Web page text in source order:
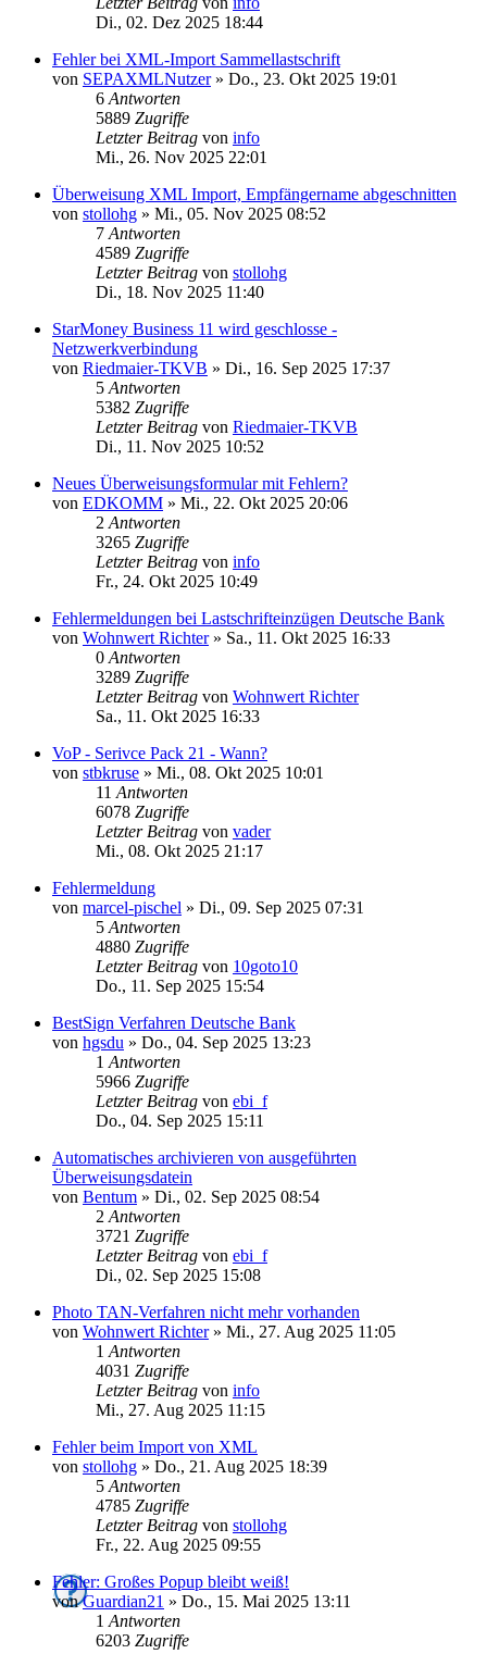
Di., 02. Dez 2025 18:44
Fehler bei XML-Import Sammellastschrift
von SEPAXMLNutzer» Do., 23. Okt 2025 19:01
6 Antworten
5889 Zugriffe
Letzter Beitrag von info
Mi., 26. Nov 2025 22:01
Überweisung XML Import, Empfängername abgeschnitten
von stollohg » Mi., 05. Nov 2025 08:52
7 Antworten
4589 Zugriffe
Letzter Beitrag von stollohg
Di., 18. Nov 2025 11:40
StarMoney Business 11 wird geschlosse -
Netzwerkverbindung
von Riedmaier-TKVB » Di., 16. Sep 2025 17:37
5 Antworten
5382 Zugriffe
Letzter Beitrag von Riedmaier-TKVB
Di., 11. Nov 2025 10:52
Neues Überweisungsformular mit Fehlern?
von EDKOMM » Mi., 22. Okt 2025 20:06
2 Antworten
3265 Zugriffe
Letzter Beitrag von info
Fr., 24. Okt 2025 10:49
Fehlermeldungen bei Lastschrifteinzügen Deutsche Bank
von Wohnwert Richter» Sa., 11. Okt 2025 16:33
0 Antworten
3289 Zugriffe
Letzter Beitrag von Wohnwert Richter
Sa., 11. Okt 2025 16:33
VoP - Serivce Pack 21 - Wann?
von stbkruse » Mi., 08. Okt 2025 10:01
11 Antworten
6078 Zugriffe
Letzter Beitrag von vader
Mi., 08. Okt 2025 21:17
Fehlermeldung
von marcel-pischel » Di., 09. Sep 2025 07:31
5 Antworten
4880 Zugriffe
Letzter Beitrag von 10goto10
Do., 11. Sep 2025 15:54
BestSign Verfahren Deutsche Bank
von hgsdu » Do., 04. Sep 2025 13:23
1 Antworten
5966 Zugriffe
Letzter Beitrag von ebi_f
Do., 04. Sep 2025 15:11
Automatisches archivieren von ausgeführten
Überweisungsdatein
von Bentum » Di., 02. Sep 2025 08:54
2 Antworten
3721 Zugriffe
Letzter Beitrag von ebi_f
Di., 02. Sep 2025 15:08
Photo TAN-Verfahren nicht mehr vorhanden
von Wohnwert Richter» Mi., 27. Aug 2025 11:05
1 Antworten
4031 Zugriffe
Letzter Beitrag von info
Mi., 27. Aug 2025 11:15
Fehler beim Import von XML
von stollohg » Do., 21. Aug 2025 18:39
5 Antworten
4785 Zugriffe
Letzter Beitrag von stollohg
Fr., 22. Aug 2025 09:55
Fehler: Großes Popup bleibt weiß!
vonGuardian21 » Do., 15. Mai 2025 13:11
1 Antworten
6203 Zugriffe